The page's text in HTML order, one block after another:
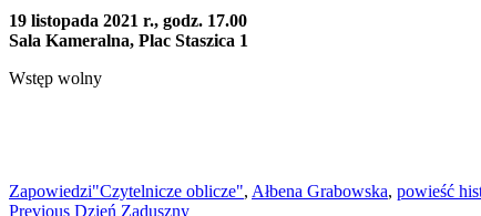
19 listopada 2021 r., godz. 17.00
Sala Kameralna, Plac Staszica 1
Wstęp wolny
Zapowiedzi"Czytelnicze oblicze", Ałbena Grabowska, powieść
Previous Previous
Dzień Zaduszny